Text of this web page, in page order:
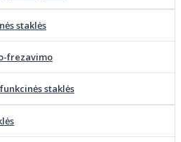
staklės
frezavimo
staklės